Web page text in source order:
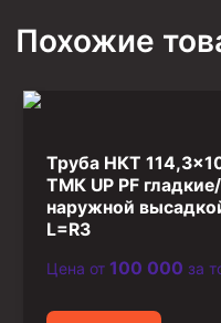
Клинья — отклонители
Быстроразъёмные
Рукава буровые
Стропы
Стропы канатные ВК
Стропы канатные
Похожие
Труба НКТ
ТМК UP PF
наружной
L=R3
Цена от 100 000 за